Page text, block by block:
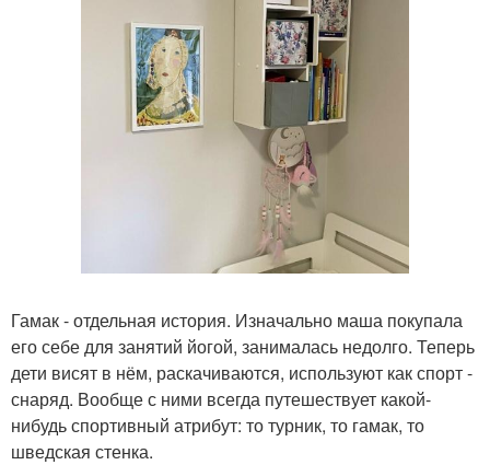
Гамак - отдельная история. Изначально маша покупала
его себе для занятий йогой, занималась недолго. Теперь
дети висят в нём, раскачиваются, используют как спорт -
снаряд. Вообще с ними всегда путешествует какой-
нибудь спортивный атрибут: то турник, то гамак, то
шведская стенка.